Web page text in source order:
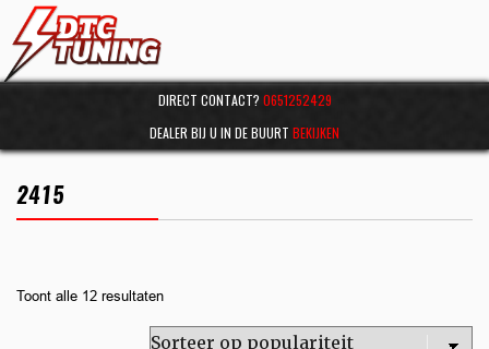
DIRECT CONTACT? 0651252429
DEALER BIJ U IN DE BUURT BEKIJKEN
2415
Toont alle 12 resultaten